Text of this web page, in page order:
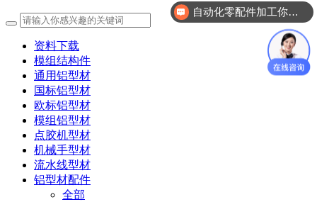
资料下载
模组结构件
通用铝型材
国标铝型材
欧标铝型材
模组铝型材
点胶机型材
机械手型材
流水线型材
铝型材配件
全部
自动化零配件加工你们做吗？